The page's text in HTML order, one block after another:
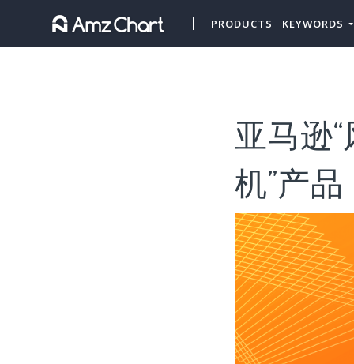
PRODUCTS KEYWORDS
亚马逊
机”产品